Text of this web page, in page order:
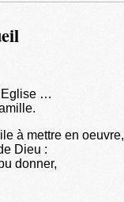
…
à mettre en oeuvre,
Dieu :
donner,